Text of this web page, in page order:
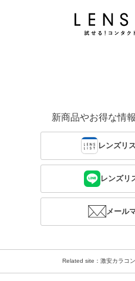
新商品やお得な情
レンズリ
レンズリ
メール
Related site：激安カラコ